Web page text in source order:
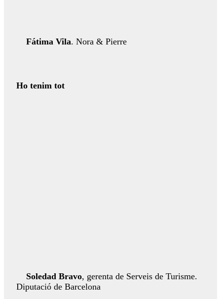
Fátima Vila. Nora & Pierre
Ho tenim tot
Soledad Bravo, gerenta de Serveis de Turisme.
Diputació de Barcelona